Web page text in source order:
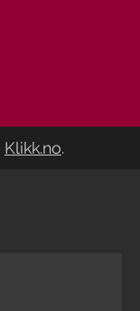
Klikk.no.